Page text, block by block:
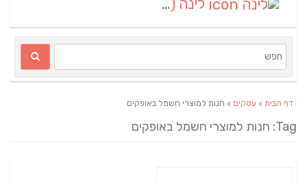
דף הבית > עסקים > חנות למוצרי חשמל באופקים
Tag: חנות למוצרי חשמל באופקים